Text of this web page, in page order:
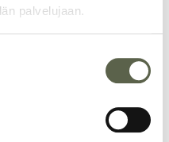
palvelujaan.